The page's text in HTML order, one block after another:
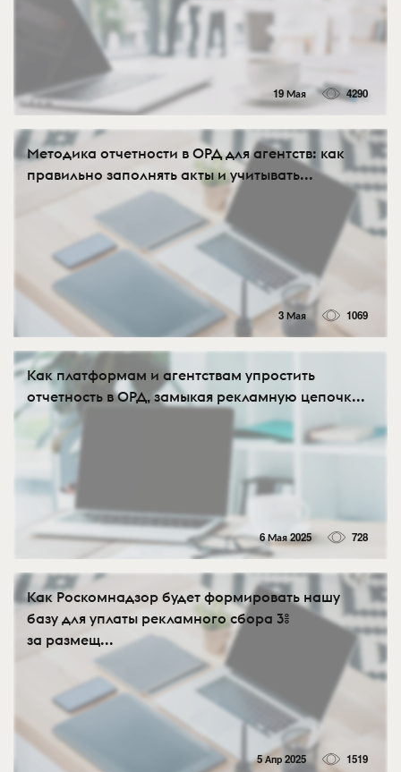
19 Мая 4290
Методика отчетности в ОРД для агентств: как
правильно заполнять акты и учитывать...
3 Мая 1069
Как платформам и агентствам упростить
отчетность в ОРД, замыкая рекламную цепочк...
6 Мая 2025 728
Как Роскомнадзор будет формировать нашу
базу для уплаты рекламного сбора 3%
за размещ...
5 Апр 2025 1519